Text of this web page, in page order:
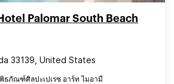
Palomar South Beach
33139, United States
ธภัณฑ์ศิลปะเปเรซ อาร์ท ไมอามี